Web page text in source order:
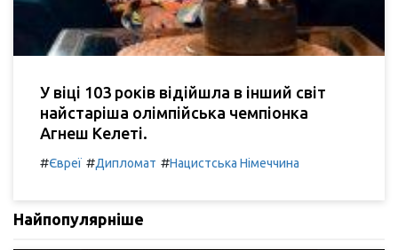
У віці 103 років відійшла в інший світ
найстаріша олімпійська чемпіонка
Агнеш Келеті.
#Євреї #Дипломат #Нацистська Німеччина
Найпопулярніше